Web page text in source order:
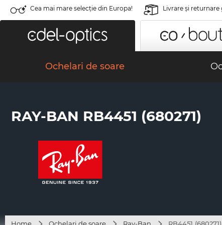
Cea mai mare selecție din Europa! Livrare şi returnare
Ochelari de soare
RAY-BAN RB4451 (680271)